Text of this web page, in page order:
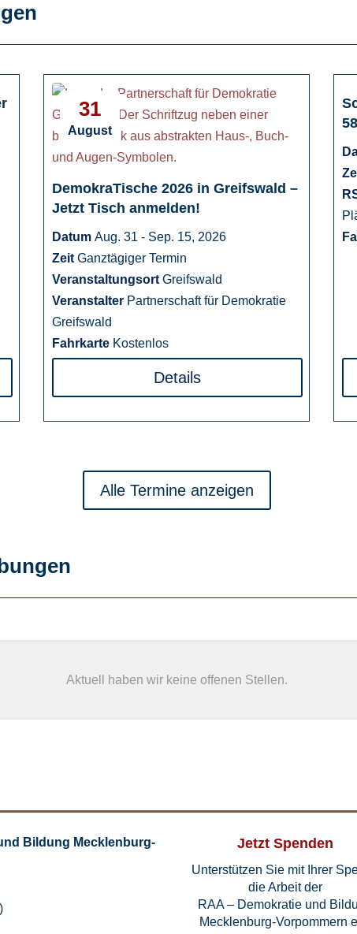
31
August
DemokraTische 2026 in Greifswald –
Jetzt Tisch anmelden!
Datum Aug. 31 - Sep. 15, 2026
Zeit Ganztägiger Termin
Veranstaltungsort Greifswald
Veranstalter Partnerschaft für Demokratie
Greifswald
Fahrkarte Kostenlos
Details
Alle Termine anzeigen
Aktuell haben wir keine offenen Stellen.
Bildung Mecklenburg- Jetzt Spenden
Unterstützen Sie mit Ihrer
die Arbeit der
RAA – Demokratie und
Mecklenburg-Vorpommern